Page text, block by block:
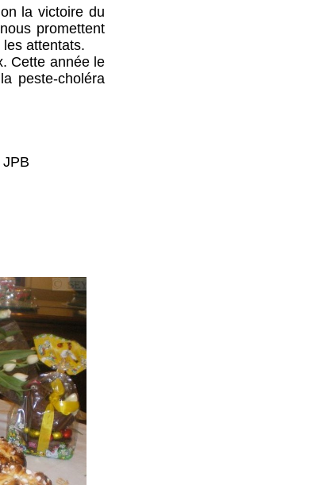
la victoire du
promettent
attentats.
Cette année le
peste-choléra
JPB